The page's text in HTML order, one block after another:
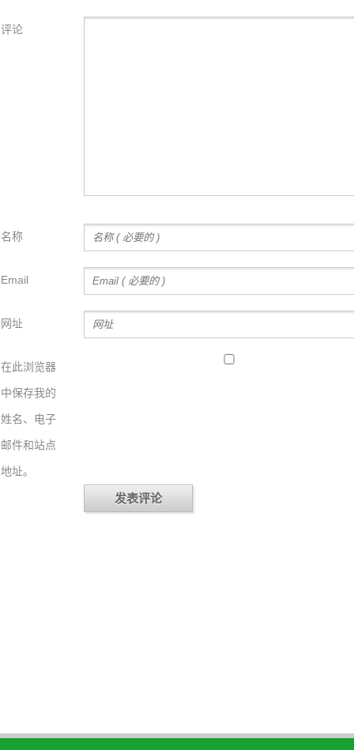
评论
名称
Email
网址
在此浏览器
中保存我的
姓名、电子
邮件和站点
地址。